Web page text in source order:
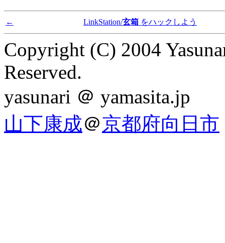
← LinkStation/玄箱 をハックしよう
Copyright (C) 2004
Reserved.
yasunari ＠ yamasita.jp
山下康成＠京都府向日市